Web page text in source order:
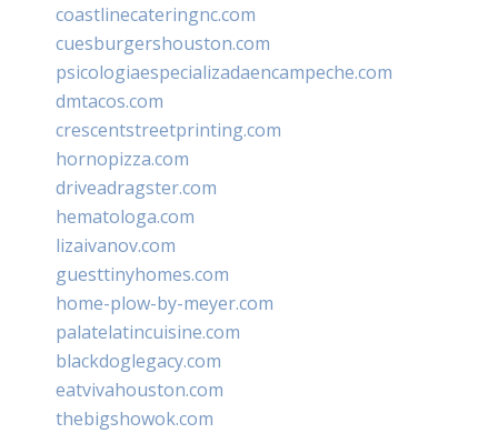
coastlinecateringnc.com
cuesburgershouston.com
psicologiaespecializadaencampeche.com
dmtacos.com
crescentstreetprinting.com
hornopizza.com
driveadragster.com
hematologa.com
lizaivanov.com
guesttinyhomes.com
home-plow-by-meyer.com
palatelatincuisine.com
blackdoglegacy.com
eatvivahouston.com
thebigshowok.com